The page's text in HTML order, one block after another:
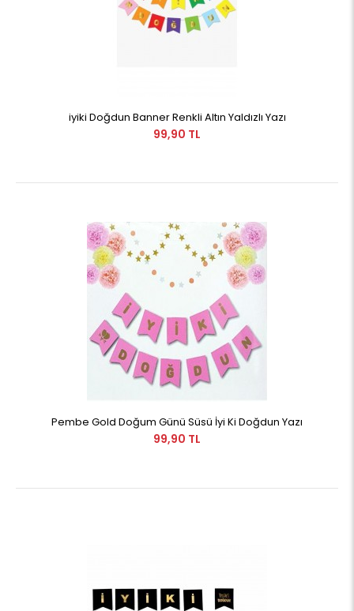
iyiki Doğdun Banner Renkli Altın Yaldızlı Yazı
99,90 TL
Pembe Gold Doğum Günü Süsü İyi Ki Doğdun Yazı
99,90 TL